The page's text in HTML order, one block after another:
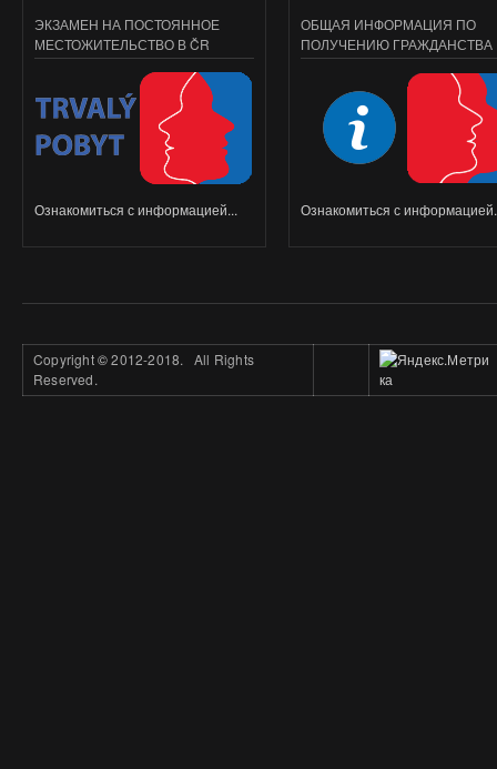
ЭКЗАМЕН НА ПОСТОЯННОЕ
МЕСТОЖИТЕЛЬСТВО В ČR
Ознакомиться с информацией...
ОБЩАЯ ИНФОРМАЦИЯ ПО
ПОЛУЧЕНИЮ ГРАЖДАНСТВА
Ознакомиться с
Copyright©2012-2018. All Rights
Reserved.